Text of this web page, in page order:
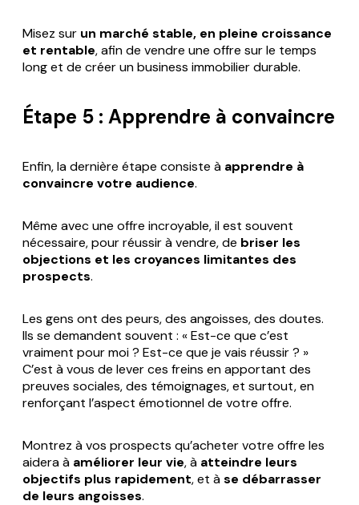
Misez sur un marché stable, en pleine croissance
et rentable, afin de vendre une offre sur le temps
long et de créer un business immobilier durable.
Étape 5 : Apprendre à convaincre
Enfin, la dernière étape consiste à apprendre à
convaincre votre audience.
Même avec une offre incroyable, il est souvent
nécessaire, pour réussir à vendre, de briser les
objections et les croyances limitantes des
prospects.
Les gens ont des peurs, des angoisses, des doutes.
Ils se demandent souvent : « Est-ce que c’est
vraiment pour moi ? Est-ce que je vais réussir ? »
C’est à vous de lever ces freins en apportant des
preuves sociales, des témoignages, et surtout, en
renforçant l’aspect émotionnel de votre offre.
Montrez à vos prospects qu’acheter votre offre les
aidera à améliorer leur vie, à atteindre leurs
objectifs plus rapidement, et àse débarrasser
de leurs angoisses.